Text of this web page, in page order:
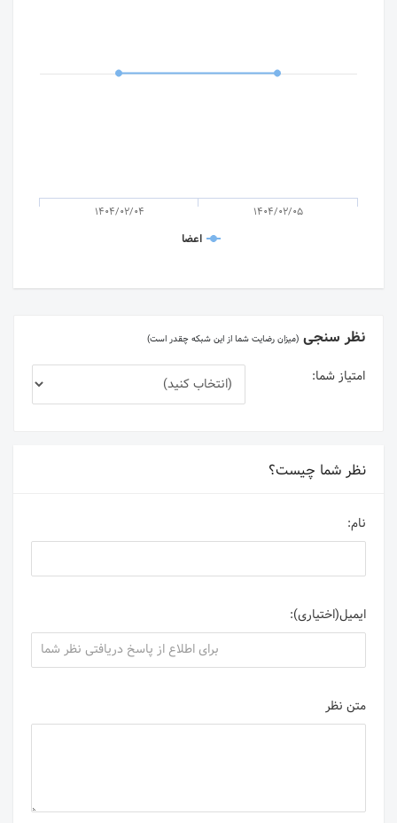
اعضا
1404/02/04 1404/02/05
نظر سنجی (میزان رضایت شما از این شبکه چقدر است)
امتیاز شما:
نظر شما چیست؟
نام:
ایمیل(اختیاری):
متن نظر